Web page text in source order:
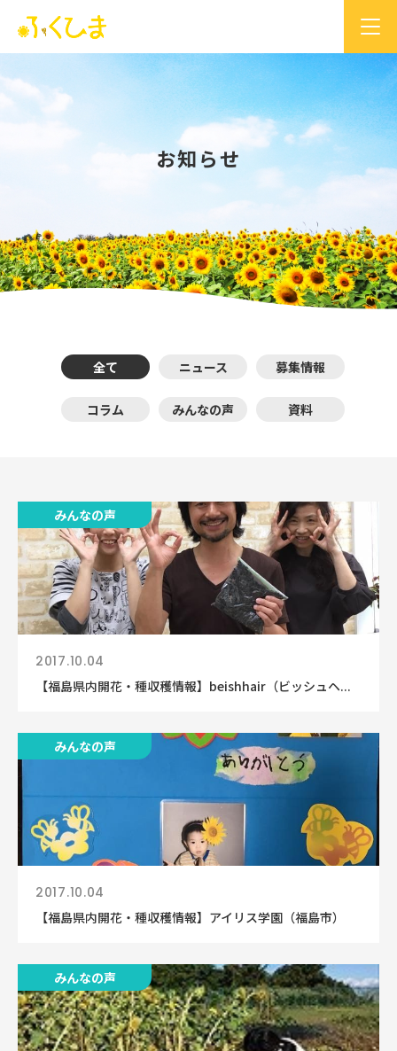
お知らせ
全て ニュース 募集情報
コラム みんなの声 資料
みんなの声
2017.10.04
【福島県内開花・種収穫情報】beishhair（ビッシュヘ...
みんなの声
2017.10.04
【福島県内開花・種収穫情報】アイリス学園（福島市）
みんなの声